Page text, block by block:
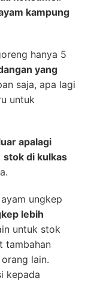
kampung
hanya 5
yang
saja, apa lagi
untuk
apalagi
stok di kulkas
ungkep
lebih
untuk stok
tambahan
lain.
kepada